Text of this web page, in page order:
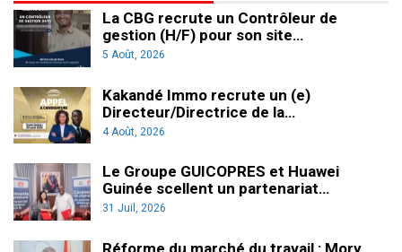
La CBG recrute un Contrôleur de
gestion (H/F) pour son site…
5 Août, 2026
Kakandé Immo recrute un (e)
Directeur/Directrice de la…
4 Août, 2026
Le Groupe GUICOPRES et Huawei
Guinée scellent un partenariat…
31 Juil, 2026
Réforme du marché du travail : Mory